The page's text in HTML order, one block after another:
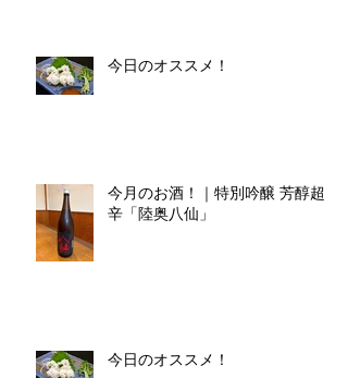
今日のオススメ！
今月のお酒！｜特別吟醸 芳醇超
辛「陸奥八仙」
今日のオススメ！